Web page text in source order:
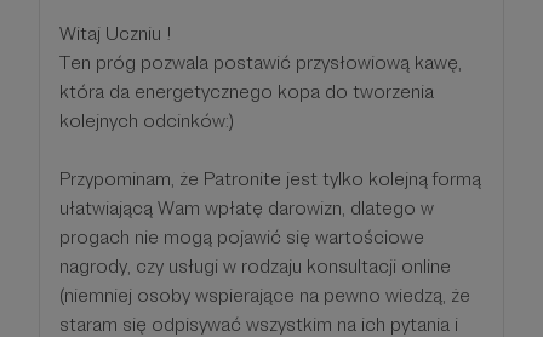
Witaj Uczniu !
Ten próg pozwala postawić przysłowiową kawę,
która da energetycznego kopa do tworzenia
kolejnych odcinków:)
Przypominam, że Patronite jest tylko kolejną formą
ułatwiającą Wam wpłatę darowizn, dlatego w
progach nie mogą pojawić się wartościowe
nagrody, czy usługi w rodzaju konsultacji online
(niemniej osoby wspierające na pewno wiedzą, że
staram się odpisywać wszystkim na ich pytania i